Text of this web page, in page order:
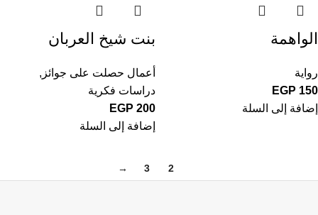
الواهمة
رواية
EGP 150
إضافة إلى السلة
بنت شيخ العربان
أعمال حصلت على جوائز ,
دراسات فكرية
EGP 200
إضافة إلى السلة
2
3
→